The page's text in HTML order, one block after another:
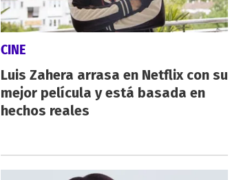
CINE
Luis Zahera arrasa en Netflix con su
mejor película y está basada en
hechos reales